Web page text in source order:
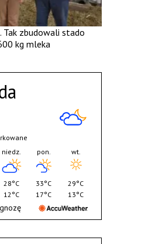
Tak zbudowali stado
kg mleka
niedz.
28°C
12°C
pon.
33°C
17°C
wt.
29°C
13°C